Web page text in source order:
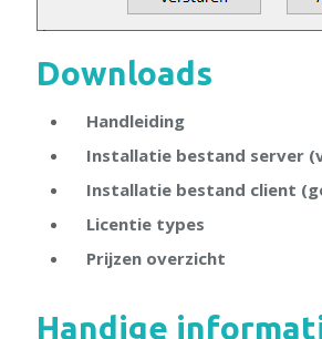
Downloads
Handleiding
Installatie bestand server
Installatie bestand client
Licentie types
Prijzen overzicht
Handige